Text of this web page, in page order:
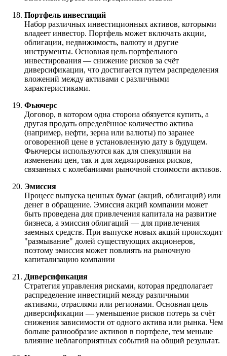
Портфель инвестиций
Набор различных инвестиционных активов, которыми
владеет инвестор. Портфель может включать акции,
облигации, недвижимость, валюту и другие
инструменты. Основная цель портфельного
инвестирования — снижение рисков за счёт
диверсификации, что достигается путем распределения
вложений между активами с различными
характеристиками.
Фьючерс
Договор, в котором одна сторона обязуется купить, а
другая продать определённое количество актива
(например, нефти, зерна или валюты) по заранее
оговоренной цене в установленную дату в будущем.
Фьючерсы используются как для спекуляции на
изменении цен, так и для хеджирования рисков,
связанных с колебаниями рыночной стоимости активов.
Эмиссия
Процесс выпуска ценных бумаг (акций, облигаций) или
денег в обращение. Эмиссия акций компании может
быть проведена для привлечения капитала на развитие
бизнеса, а эмиссия облигаций — для привлечения
заемных средств. При выпуске новых акций происходит
"размывание" долей существующих акционеров,
поэтому эмиссия может повлиять на рыночную
капитализацию компании
Диверсификация
Стратегия управления рисками, которая предполагает
распределение инвестиций между различными
активами, отраслями или регионами. Основная цель
диверсификации — уменьшение рисков потерь за счёт
снижения зависимости от одного актива или рынка. Чем
больше разнообразие активов в портфеле, тем меньше
влияние неблагоприятных событий на общий результат.